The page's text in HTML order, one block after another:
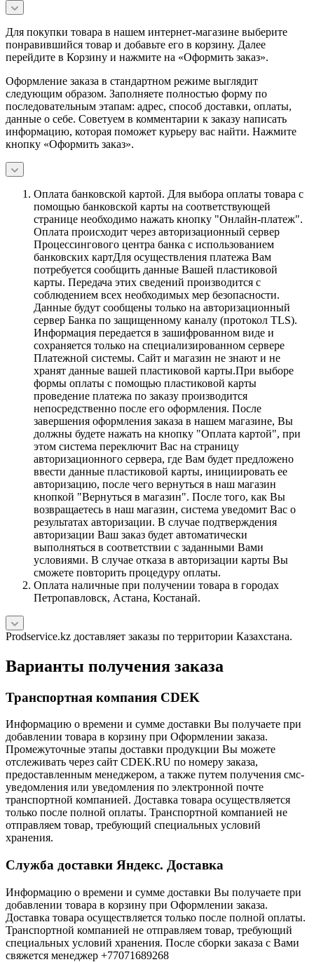
Для покупки товара в нашем интернет-магазине выберите
понравившийся товар и добавьте его в корзину. Далее
перейдите в Корзину и нажмите на «Оформить заказ».
Оформление заказа в стандартном режиме выглядит
следующим образом. Заполняете полностью форму по
последовательным этапам: адрес, способ доставки, оплаты,
данные о себе. Советуем в комментарии к заказу написать
информацию, которая поможет курьеру вас найти. Нажмите
кнопку «Оформить заказ».
Оплата банковской картой. Для выбора оплаты товара с
помощью банковской карты на соответствующей
странице необходимо нажать кнопку "Онлайн-платеж".
Оплата происходит через авторизационный сервер
Процессингового центра банка с использованием
банковских картДля осуществления платежа Вам
потребуется сообщить данные Вашей пластиковой
карты. Передача этих сведений производится с
соблюдением всех необходимых мер безопасности.
Данные будут сообщены только на авторизационный
сервер Банка по защищенному каналу (протокол TLS).
Информация передается в зашифрованном виде и
сохраняется только на специализированном сервере
Платежной системы. Сайт и магазин не знают и не
хранят данные вашей пластиковой карты.При выборе
формы оплаты с помощью пластиковой карты
проведение платежа по заказу производится
непосредственно после его оформления. После
завершения оформления заказа в нашем магазине, Вы
должны будете нажать на кнопку "Оплата картой", при
этом система переключит Вас на страницу
авторизационного сервера, где Вам будет предложено
ввести данные пластиковой карты, инициировать ее
авторизацию, после чего вернуться в наш магазин
кнопкой "Вернуться в магазин". После того, как Вы
возвращаетесь в наш магазин, система уведомит Вас о
результатах авторизации. В случае подтверждения
авторизации Ваш заказ будет автоматически
выполняться в соответствии с заданными Вами
условиями. В случае отказа в авторизации карты Вы
сможете повторить процедуру оплаты.
Оплата наличные при получении товара в городах
Петропавловск, Астана, Костанай.
Prodservice.kz доставляет заказы по территории Казахстана.
Варианты получения заказа
Транспортная компания CDEK
Информацию о времени и сумме доставки Вы получаете при
добавлении товара в корзину при Оформлении заказа.
Промежуточные этапы доставки продукции Вы можете
отслеживать через сайт CDEK.RU по номеру заказа,
предоставленным менеджером, а также путем получения смс-
уведомления или уведомления по электронной почте
транспортной компанией. Доставка товара осуществляется
только после полной оплаты. Транспортной компанией не
отправляем товар, требующий специальных условий
хранения.
Служба доставки Яндекс. Доставка
Информацию о времени и сумме доставки Вы получаете при
добавлении товара в корзину при Оформлении заказа.
Доставка товара осуществляется только после полной оплаты.
Транспортной компанией не отправляем товар, требующий
специальных условий хранения. После сборки заказа с Вами
свяжется менеджер +77071689268